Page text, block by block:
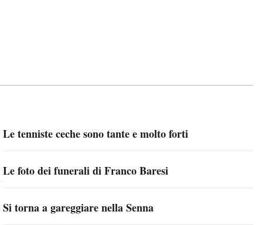
Le tenniste ceche sono tante e molto forti
Le foto dei funerali di Franco Baresi
Si torna a gareggiare nella Senna